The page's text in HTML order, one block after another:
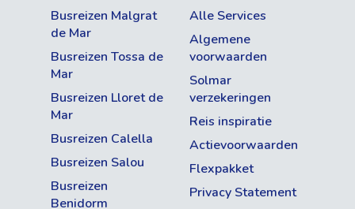
Busreizen Malgrat
de Mar
Busreizen Tossa de
Mar
Busreizen Lloret de
Mar
Busreizen Calella
Busreizen Salou
Busreizen
Benidorm
Alle Services
Algemene
voorwaarden
Solmar
verzekeringen
Reis inspiratie
Actievoorwaarden
Flexpakket
Privacy Statement